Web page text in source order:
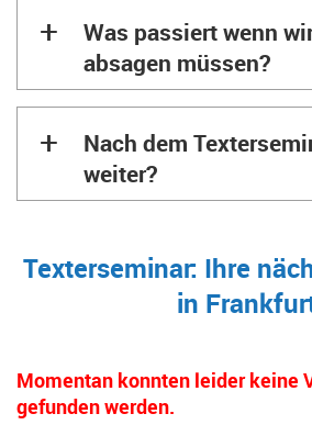
+
Was passiert wenn
absagen müssen?
+
Nach dem
weiter?
Texterseminar: Ihre
in
Momentan konnten leider keine
gefunden werden.